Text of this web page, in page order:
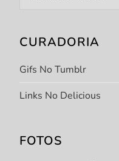
CURADORIA
Gifs No Tumblr
Links No Delicious
FOTOS